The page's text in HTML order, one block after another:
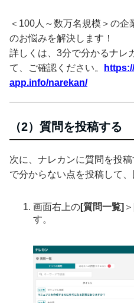
＜100人～数万名規模＞の
のお悩みを解決します！
詳しくは、3分で分かるナレ
て、ご確認ください。
app.info/narekan/
（2）質問を投稿する
次に、ナレカンに質問を投
で分からない点を投稿して、
画面右上の[質問一覧] ＞
す。